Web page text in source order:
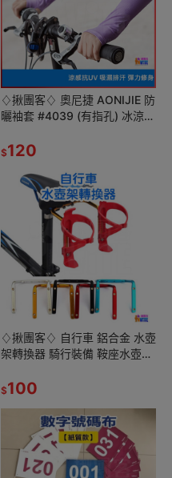
♢揪團客♢ 奧尼捷 AONIJIE 防
曬袖套 #4039 (有指孔) 冰涼防
戶外
$120
♢揪團客♢ 自行車 鋁合金 水壺
架轉換器 騎行裝備 鞍座水壺轉
墊轉換架 水壺架轉接器
$100